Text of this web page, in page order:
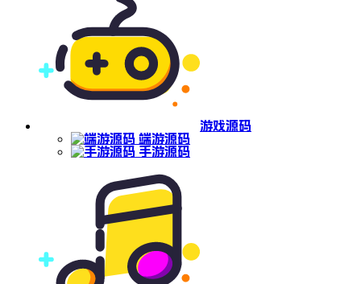
游戏源码
端游源码
手游源码